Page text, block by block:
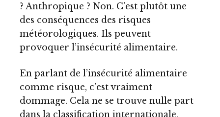
? Anthropique ? Non. C’est plutôt une
des conséquences des risques
météorologiques. Ils peuvent
provoquer l’insécurité alimentaire.
En parlant de l’insécurité alimentaire
comme risque, c’est vraiment
dommage. Cela ne se trouve nulle part
dans la classification internationale.